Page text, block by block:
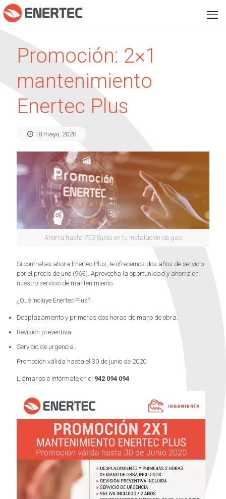
Promoción: 2×1
mantenimiento
Enertec Plus
18 mayo, 2020
Ahorra hasta 750 Euros en tu instalación de gas
Si contratas ahora Enertec Plus, te ofrecemos dos años de servicio
por el precio de uno (96€). Aprovecha la oportunidad y ahorra en
nuestro servicio de mantenimiento.
¿Qué incluye Enertec Plus?
Desplazamiento y primeras dos horas de mano de obra.
Revisión preventiva.
Servicio de urgencia.
Promoción válida hasta el 30 de junio de 2020.
Llámanos e infórmate en el 942 094 094